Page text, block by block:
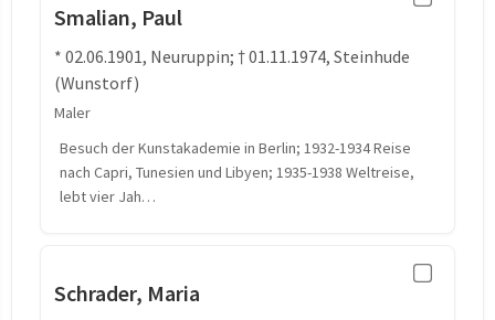
Smalian, Paul
* 02.06.1901, Neuruppin; † 01.11.1974, Steinhude
(Wunstorf)
Maler
Besuch der Kunstakademie in Berlin; 1932-1934 Reise
nach Capri, Tunesien und Libyen; 1935-1938 Weltreise,
lebt vier Jah…
Schrader, Maria